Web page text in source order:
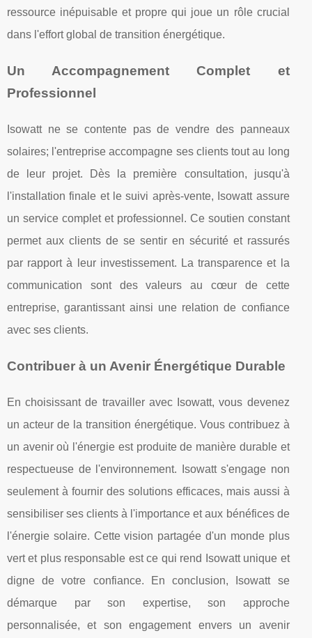
ressource inépuisable et propre qui joue un rôle crucial
dans l'effort global de transition énergétique.
Un Accompagnement Complet et
Professionnel
Isowatt ne se contente pas de vendre des panneaux
solaires; l'entreprise accompagne ses clients tout au long
de leur projet. Dès la première consultation, jusqu'à
l'installation finale et le suivi après-vente, Isowatt assure
un service complet et professionnel. Ce soutien constant
permet aux clients de se sentir en sécurité et rassurés
par rapport à leur investissement. La transparence et la
communication sont des valeurs au cœur de cette
entreprise, garantissant ainsi une relation de confiance
avec ses clients.
Contribuer à un Avenir Énergétique Durable
En choisissant de travailler avec Isowatt, vous devenez
un acteur de la transition énergétique. Vous contribuez à
un avenir où l'énergie est produite de manière durable et
respectueuse de l'environnement. Isowatt s'engage non
seulement à fournir des solutions efficaces, mais aussi à
sensibiliser ses clients à l'importance et aux bénéfices de
l'énergie solaire. Cette vision partagée d'un monde plus
vert et plus responsable est ce qui rend Isowatt unique et
digne de votre confiance. En conclusion, Isowatt se
démarque par son expertise, son approche
personnalisée, et son engagement envers un avenir